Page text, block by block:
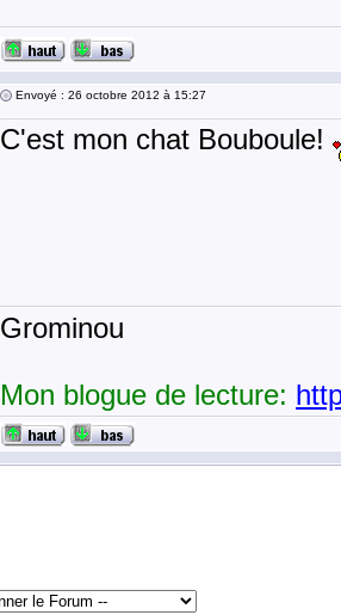
Envoyé : 26 octobre 2012 à 15:27
C'est mon chat Bouboule!
Grominou
Mon blogue de lecture: